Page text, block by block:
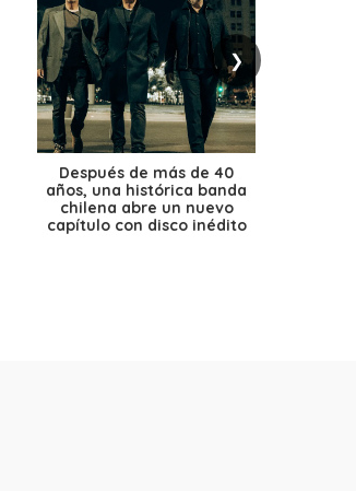
❯
Después de más de 40
años, una histórica banda
chilena abre un nuevo
capítulo con disco inédito